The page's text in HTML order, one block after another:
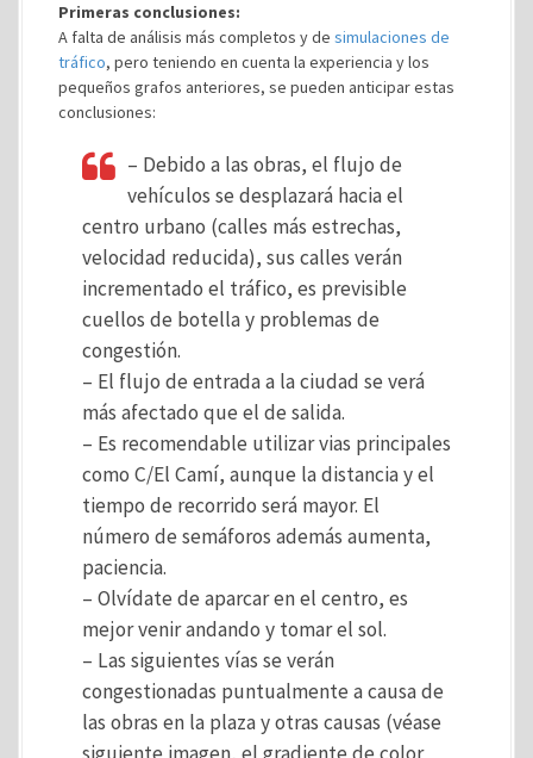
Primeras conclusiones:
A falta de análisis más completos y de simulaciones de
tráfico, pero teniendo en cuenta la experiencia y los
pequeños grafos anteriores, se pueden anticipar estas
conclusiones:
– Debido a las obras, el flujo de
vehículos se desplazará hacia el
centro urbano (calles más estrechas,
velocidad reducida), sus calles verán
incrementado el tráfico, es previsible
cuellos de botella y problemas de
congestión.
– El flujo de entrada a la ciudad se verá
más afectado que el de salida.
– Es recomendable utilizar vias principales
como C/El Camí, aunque la distancia y el
tiempo de recorrido será mayor. El
número de semáforos además aumenta,
paciencia.
– Olvídate de aparcar en el centro, es
mejor venir andando y tomar el sol.
– Las siguientes vías se verán
congestionadas puntualmente a causa de
las obras en la plaza y otras causas (véase